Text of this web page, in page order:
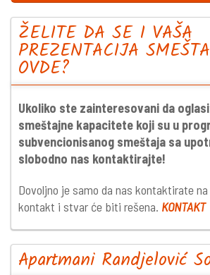
ŽELITE DA SE I VAŠA
PREZENTACIJA
OVDE?
Ukoliko ste zainteresovani da
smeštajne kapacitete koji su u
subvencionisanog smeštaja sa
slobodno nas kontaktirajte!
Dovoljno je samo da nas kontaktirate
kontakt i stvar će biti rešena. KONTAKT
Apartmani Randjelović